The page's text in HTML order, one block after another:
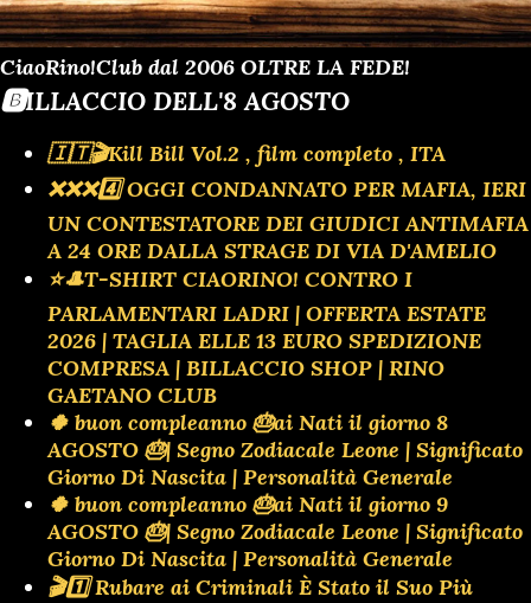
CiaoRino!Club dal 2006 OLTRE LA FEDE!
🅱️ILLACCIO DELL'8 AGOSTO
🇮🇹🎬Kill Bill Vol.2 , film completo , ITA
❌️❌️❌️4️⃣ OGGI CONDANNATO PER MAFIA, IERI
UN CONTESTATORE DEI GIUDICI ANTIMAFIA
A 24 ORE DALLA STRAGE DI VIA D'AMELIO
⭐🎩T-SHIRT CIAORINO! CONTRO I
PARLAMENTARI LADRI | OFFERTA ESTATE
2026 | TAGLIA ELLE 13 EURO SPEDIZIONE
COMPRESA | BILLACCIO SHOP | RINO
GAETANO CLUB
🍀 buon compleanno 🎂ai Nati il giorno 8
AGOSTO 🎂| Segno Zodiacale Leone | Significato
Giorno Di Nascita | Personalità Generale
🍀 buon compleanno 🎂ai Nati il giorno 9
AGOSTO 🎂| Segno Zodiacale Leone | Significato
Giorno Di Nascita | Personalità Generale
🎬1️⃣ Rubare ai Criminali È Stato il Suo Più